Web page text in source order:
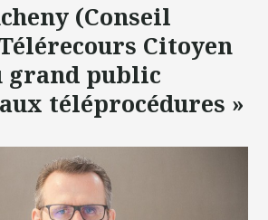
(Conseil
Citoyen
grand public
téléprocédures »